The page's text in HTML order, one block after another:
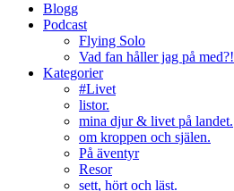
Blogg
Podcast
Flying Solo
Vad fan håller jag på med?!
Kategorier
#Livet
listor.
mina djur & livet på landet.
om kroppen och själen.
På äventyr
Resor
sett, hört och läst.